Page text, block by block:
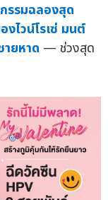
รรมฉลองสุด
งไวน์โรเซ่ มนต์
ยหาด — ช่วงสุด